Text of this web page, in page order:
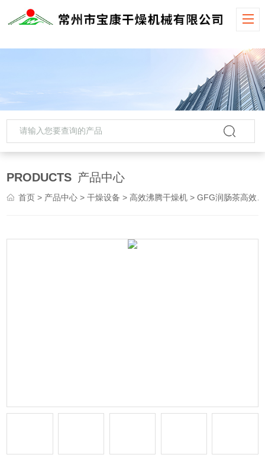
PRODUCTS 产品中心
首页 > 产品中心 >干燥设备 >高效沸腾干燥机 > GFG润肠茶高效沸腾干燥机